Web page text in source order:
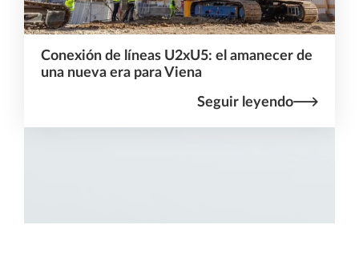
Conexión de líneas U2xU5: el amanecer de
una nueva era para Viena
Seguir leyendo